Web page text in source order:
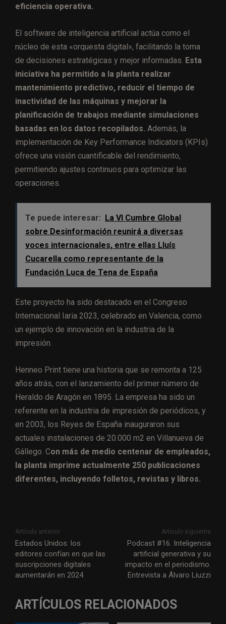
eficiencia operativa.
El software de inteligencia artificial actúa como el
núcleo de esta «orquesta digital», facilitando la toma
de decisiones estratégicas y mejor informadas. Esta
iniciativa ha permitido a la planta realizar
mantenimiento predictivo, reducir el tiempo de
inactividad de las máquinas y mejorar la
planificación de trabajos mediante simulaciones
basadas en los datos recopilados. Además, la
implementación de Key Performance Indicators (KPIs)
ofrece una visión cuantificable del rendimiento,
permitiendo ajustes continuos para optimizar las
operaciones.
Te puede interesar: La VI Cumbre Global
sobre Desinformación reunirá a diversas
voces internacionales, entre ellas Lluís
Cucarella como representante de la
Fundación Luca de Tena de España
Este proyecto ha sido destacado en el Congreso
Internacional Iaria 2023, celebrado en Valencia, como
un ejemplo de innovación en la industria de la
impresión.
Henneo Print tiene una historia que se remonta a 125
años atrás, con el lanzamiento del primer número de
Heraldo de Aragón en 1895. La empresa ha sido un
referente en la industria de impresión de periódicos, y
en 2003, los Reyes de España inauguraron sus
actuales instalaciones de 20.000 m2 en Villanueva de
Gállego. Con más de medio centenar de empleados,
la planta imprime actualmente 250 publicaciones
diferentes, incluyendo folletos, revistas y libros.
Artículo anterior
Estados Unidos: los
editores confían en que las
suscripciones digitales
aumentarán en 2024
Artículo siguiente
Podcast #16. Inteligencia
artificial generativa y su
impacto en el periodismo.
Entrevista a Álvaro Liuzzi
ARTÍCULOS RELACIONADOS